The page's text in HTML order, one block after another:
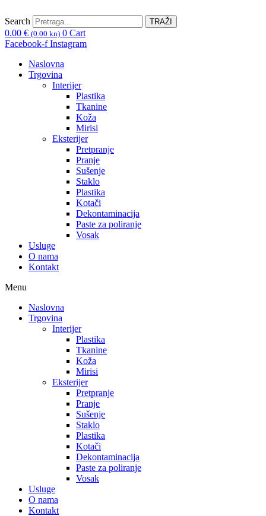
to
content
Search TRAŽI
0.00 € (0.00 kn) 0 Cart
Facebook-f Instagram
Naslovna
Trgovina
Interijer
Plastika
Tkanine
Koža
Mirisi
Eksterijer
Pretpranje
Pranje
Sušenje
Staklo
Plastika
Kotači
Dekontaminacija
Paste za poliranje
Vosak
Usluge
O nama
Kontakt
Menu
Naslovna
Trgovina
Interijer
Plastika
Tkanine
Koža
Mirisi
Eksterijer
Pretpranje
Pranje
Sušenje
Staklo
Plastika
Kotači
Dekontaminacija
Paste za poliranje
Vosak
Usluge
O nama
Kontakt